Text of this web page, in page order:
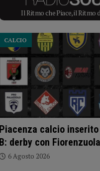
Il Ritmo che Piace, il Ritmo
Piacenza calcio
B: derby con
CALCIO
6 Agosto 2026